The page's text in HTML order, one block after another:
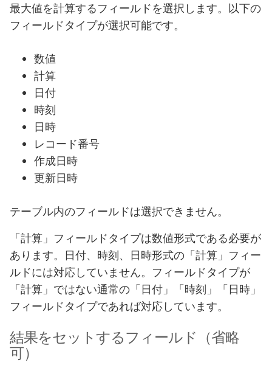
最大値を計算するフィールドを選択します。以下の
フィールドタイプが選択可能です。
数値
計算
日付
時刻
日時
レコード番号
作成日時
更新日時
テーブル内のフィールドは選択できません。
「計算」フィールドタイプは数値形式である必要が
あります。日付、時刻、日時形式の「計算」フィー
ルドには対応していません。フィールドタイプが
「計算」ではない通常の「日付」「時刻」「日時」
フィールドタイプであれば対応しています。
結果をセットするフィールド（省略
可）